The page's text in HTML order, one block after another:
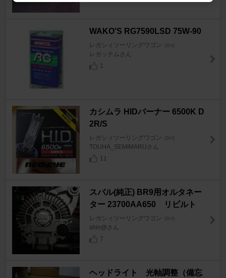
WAKO'S RG7590LSD 75W-90
レガシィツーリングワゴン [BH]
レガッテムさん
1
カシムラ HIDバーナー 6500K D
2R/S
レガシィツーリングワゴン [BH]
TOUHA_SEMIMARUさん
11
スバル(純正) BR9用オルタネー
ター 23700AA650 リビルト
レガシィツーリングワゴン [BH]
shin@さん
7
ヘッドライト 光軸調整（備忘